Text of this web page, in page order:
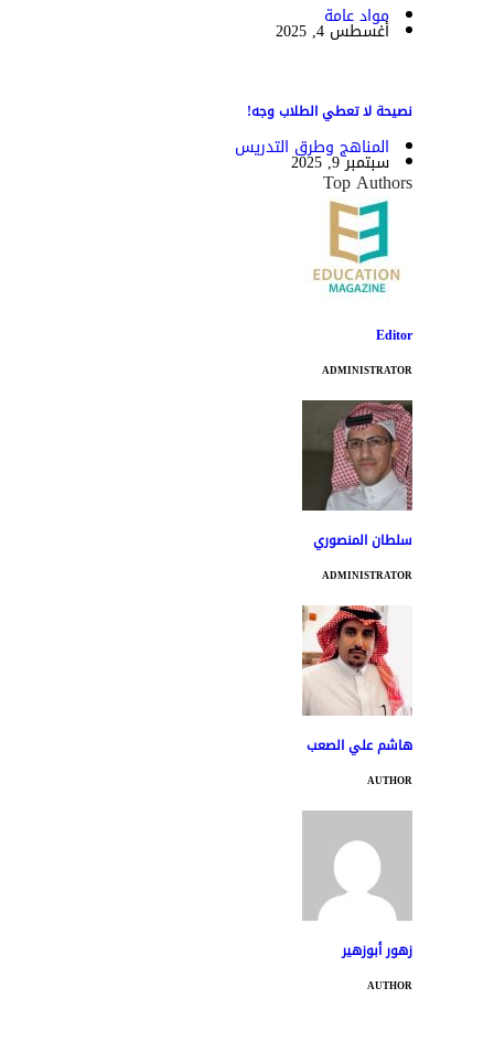
مواد عامة
أغسطس 4, 2025
نصيحة لا تعطي الطلاب وجه!
المناهج وطرق التدريس
سبتمبر 9, 2025
Top Authors
Editor
ADMINISTRATOR
سلطان المنصوري
ADMINISTRATOR
هاشم علي الصعب
AUTHOR
زهور أبوزهير
AUTHOR